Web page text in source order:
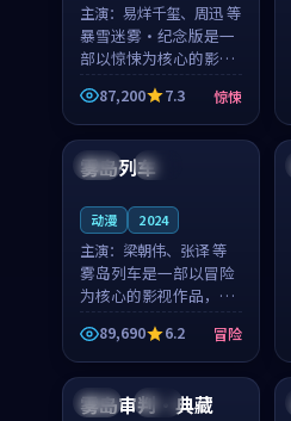
主演： 易烊千玺、周迅 等
暴雪迷雾·纪念版是一
部以惊悚为核心的影视
作品，围绕危机、反转
与人物成长展开，整体
节奏紧凑，值得推荐观
看。
87,200 7.3 惊悚
韩国 杜比
雾岛列车
动漫 2024
主演： 梁朝伟、张译 等
雾岛列车是一部以冒险
为核心的影视作品，围
绕危机、反转与人物成
长展开，整体节奏紧
凑，值得推荐观看。
89,690 6.2 冒险
中国 院线
雾岛审判·典藏